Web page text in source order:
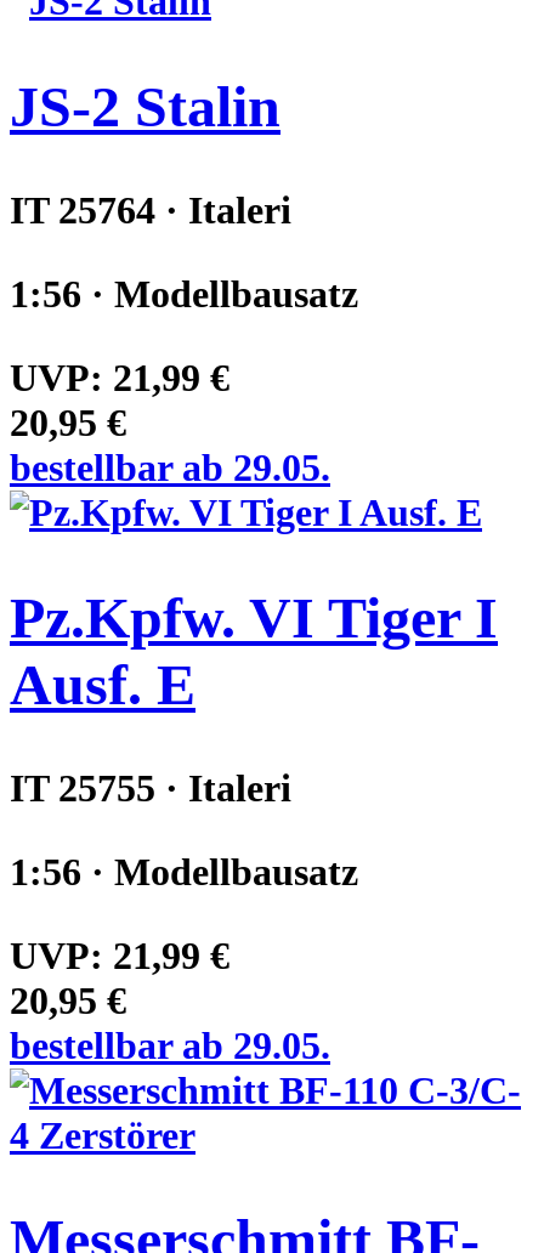
JS-2 Stalin
IT 25764 · Italeri
1:56 · Modellbausatz
UVP: 21,99 €
20,95 €
bestellbar ab 29.05.
Pz.Kpfw. VI Tiger I
Ausf. E
IT 25755 · Italeri
1:56 · Modellbausatz
UVP: 21,99 €
20,95 €
bestellbar ab 29.05.
Messerschmitt BF-